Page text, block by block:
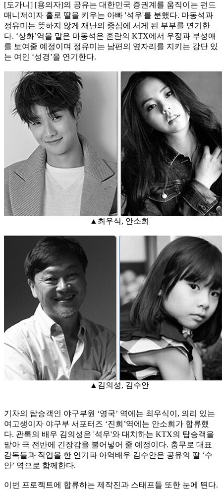
[도가니] [용의자]의 공유는 대한민국 증권계를 움직이는 펀드
매니저이자 홀로 딸을 키우는 아빠 '석우'를 분했다. 마동석과
정유미는 뜻하지 않게 재난의 중심에 서게 된 부부를 연기한
다. ‘상화’역을 맡은 마동석은 혼란의 KTX에서 우정과 부성애
를 보여줄 예정이며 정유미는 남편의 옆자리를 지키는 강단 있
는 여인 ‘성경’을 연기한다.
▲최우식, 안소희
▲김의성, 김수안
기차의 탑승객인 야구부원 ‘영국’ 역에는 최우식이, 의리 있는
여고생이자 야구부 서포터즈 ‘진희’역에는 안소희가 합류했
다. 관록의 배우 김의성은 '석우'와 대치하는 KTX의 탑승객을
맡아 극 전반에 긴장감을 불어넣어 줄 예정이다. 충무로 대표
감독들과 작업을 한 연기파 아역배우 김수안은 공유의 딸 ‘수
안’ 역으로 함께한다.
이번 프로젝트에 합류하는 제작진과 스태프들 또한 눈에 띈다.